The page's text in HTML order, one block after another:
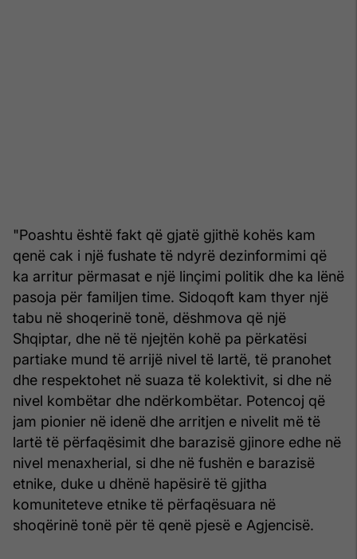
"Poashtu është fakt që gjatë gjithë kohës kam
qenë cak i një fushate të ndyrë dezinformimi që
ka arritur përmasat e një linçimi politik dhe ka lënë
pasoja për familjen time. Sidoqoft kam thyer një
tabu në shoqerinë tonë, dëshmova që një
Shqiptar, dhe në të njejtën kohë pa përkatësi
partiake mund të arrijë nivel të lartë, të pranohet
dhe respektohet në suaza të kolektivit, si dhe në
nivel kombëtar dhe ndërkombëtar. Potencoj që
jam pionier në idenë dhe arritjen e nivelit më të
lartë të përfaqësimit dhe barazisë gjinore edhe në
nivel menaxherial, si dhe në fushën e barazisë
etnike, duke u dhënë hapësirë ​​të gjitha
komuniteteve etnike të përfaqësuara në
shoqërinë tonë për të qenë pjesë e Agjencisë.